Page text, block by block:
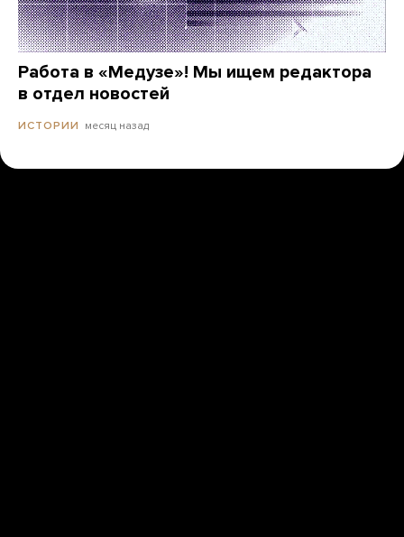
Работа в «Медузе»! Мы ищем редактора
в отдел новостей
ИСТОРИИ месяц назад